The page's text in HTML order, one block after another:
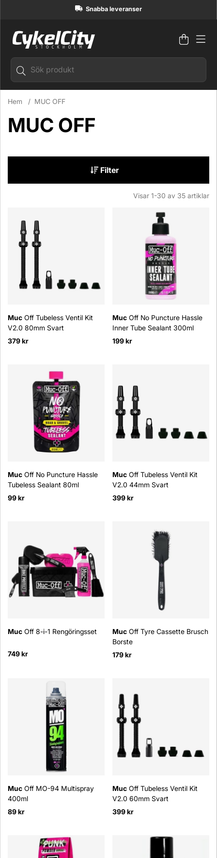
Snabba leveranser
Antal i
.
Hem MUC OFF
MUC OFF
Filter
Visar 1-30 av 35 artiklar
Muc Off Tubeless Ventil Kit
V2.0 80mm Svart
379 kr
Muc Off No Puncture Hassle
Inner Tube Sealant 300ml
199 kr
Muc Off No Puncture Hassle
Tubeless Sealant 80ml
99 kr
Muc Off Tubeless Ventil Kit
V2.0 44mm Svart
399 kr
Muc Off 8-i-1 Rengöringsset
749 kr
Muc Off Tyre Cassette Brusch
Borste
179 kr
Muc Off MO-94 Multispray
400ml
89 kr
Muc Off Tubeless Ventil Kit
V2.0 60mm Svart
399 kr